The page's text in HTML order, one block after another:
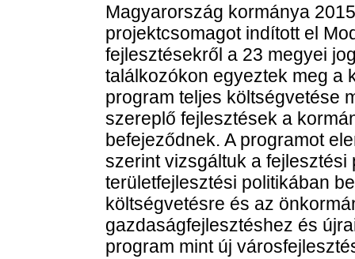
Magyarország kormánya
projektcsomagot indított el
fejlesztésekről a 23 megyei
találkozókon egyeztek meg a
program teljes költségvetése
szereplő fejlesztések a
befejeződnek. A programot
szerint vizsgáltuk a
területfejlesztési politikában
költségvetésre és az
gazdaságfejlesztéshez és
program mint új